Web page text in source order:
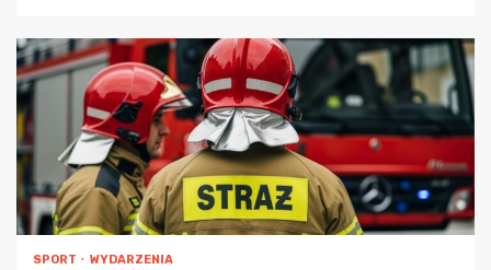
SPORT WYDARZENIA